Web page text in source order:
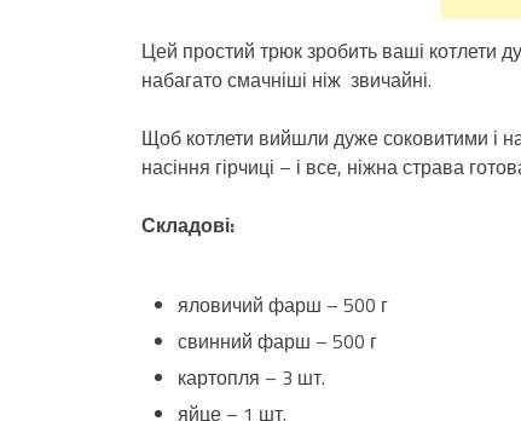
Цей простий трюк зробить ваші котлети
набагато смачніші ніж звичайні.
Щоб котлети вийшли дуже соковитими і
насіння гірчиці – і все, ніжна страва
Складові:
яловичий фарш – 500 г
свинний фарш – 500 г
картопля – 3 шт.
яйце – 1 шт.